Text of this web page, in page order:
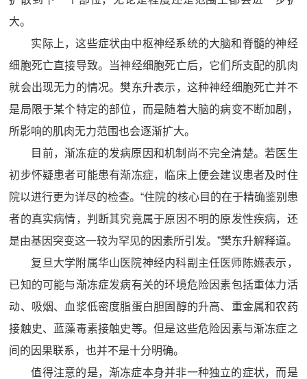
大。
实际上，这些症状由中枢神经系统的大脑和脊髓的神经
细胞死亡直接导致。当神经细胞死亡后，它们所支配的肌肉
就会出现无力的情况。樊东升表示，这种神经细胞死亡并不
是局限于某个特定的部位，而是随着大脑的病变不断加剧，
所影响的肌肉无力范围也会逐渐扩大。
目前，渐冻症的发病原因和机制尚不完全清楚。若医生
初步怀疑患者可能患有渐冻症，临床上便会建议患者及时住
院以进行更为详尽的检查。“住院的核心目的在于精确鉴别患
者的真实病情，判断其究竟属于原因不明的原发性疾病，还
是由基因突变这一较为罕见的因素所引发。”樊东升解释道。
复旦大学附属华山医院神经内科副主任医师陈嬿表示，
已知的可能与渐冻症发病有关的环境危险因素包括重体力活
动、吸烟、血浆低密度脂蛋白胆固醇的升高、重金属和农药
接触史、蓝藻毒素接触史等。但是这些危险因素与渐冻症之
间的因果联系，也并不是十分明确。
值得注意的是，渐冻症本身并非一种独立的症状，而是